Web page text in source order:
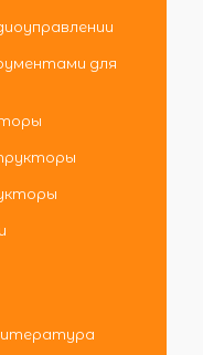
для